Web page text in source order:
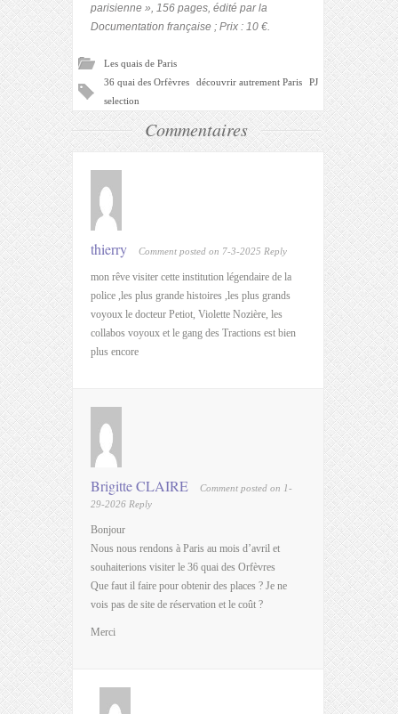
parisienne », 156 pages, édité par la
Documentation française ; Prix : 10 €.
Les quais de Paris
36 quai des Orfèvres
découvrir autrement Paris
PJ
selection
Commentaires
thierry Comment posted on 7-3-2025 Reply
mon rêve visiter cette institution légendaire de la
police ,les plus grande histoires ,les plus grands
voyoux le docteur Petiot, Violette Nozière, les
collabos voyoux et le gang des Tractions est bien
plus encore
Brigitte CLAIRE
Comment posted on 1-
29-2026 Reply
Bonjour
Nous nous rendons à Paris au mois d’avril et
souhaiterions visiter le 36 quai des Orfèvres
Que faut il faire pour obtenir des places ? Je ne
vois pas de site de réservation et le coût ?
Merci